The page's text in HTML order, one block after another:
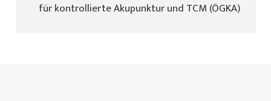
für kontrollierte Akupunktur und TCM (ÖGKA)